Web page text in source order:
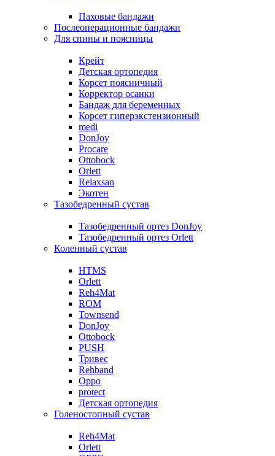
Паховые бандажи
Послеоперационные бандажи
Для спины и поясницы
Крейт
Детская ортопедия
Корсет поясничный
Корректор осанки
Бандаж для беременных
Корсет гиперэкстензионный
medi
DonJoy
Procare
Ottobock
Orlett
Relaxsan
Экотен
Тазобедренный сустав
Тазобедренный ортез DonJoy
Тазобедренный ортез Orlett
Коленный сустав
HTMS
Orlett
Reh4Mat
ROM
Townsend
DonJoy
Ottobock
PUSH
Тривес
Rehband
Oppo
protect
Детская ортопедия
Голеностопный сустав
Reh4Mat
Orlett